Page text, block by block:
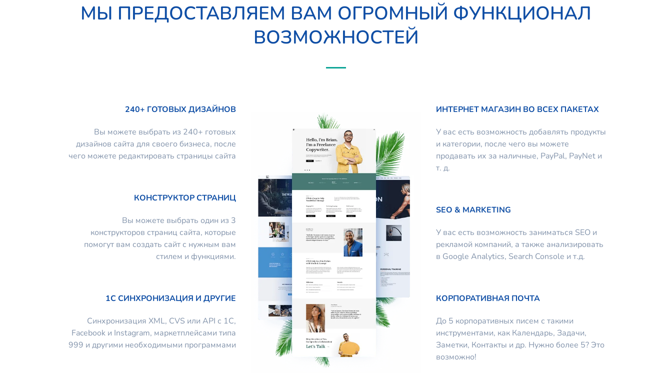
МЫ ПРЕДОСТАВЛЯЕМ ВАМ ОГРОМНЫЙ ФУНКЦИОНАЛ
ВОЗМОЖНОСТЕЙ
240+ ГОТОВЫХ ДИЗАЙНОВ
Вы можете выбрать из 240+ готовых
дизайнов сайта для своего бизнеса, после
чего можете редактировать страницы сайта
КОНСТРУКТОР СТРАНИЦ
Вы можете выбрать один из 3
конструкторов страниц сайта, которые
помогут вам создать сайт с нужным вам
стилем и функциями.
1C СИНХРОНИЗАЦИЯ И ДРУГИЕ
Синхронизация XML, CVS или API с 1С,
Facebook и Instagram, маркетплейсами типа
999 и другими необходимыми программами
ИНТЕРНЕТ МАГАЗИН ВО ВСЕХ ПАКЕТАХ
У вас есть возможность добавлять продукты
и категории, после чего вы можете
продавать их за наличные, PayPal, PayNet и
т. д.
SEO & MARKETING
У вас есть возможность заниматься SEO и
рекламой компаний, а также анализировать
в Google Analytics, Search Console и т.д.
КОРПОРАТИВНАЯ ПОЧТА
До 5 корпоративных писем с такими
инструментами, как Календарь, Задачи,
Заметки, Контакты и др. Нужно более 5? Это
возможно!